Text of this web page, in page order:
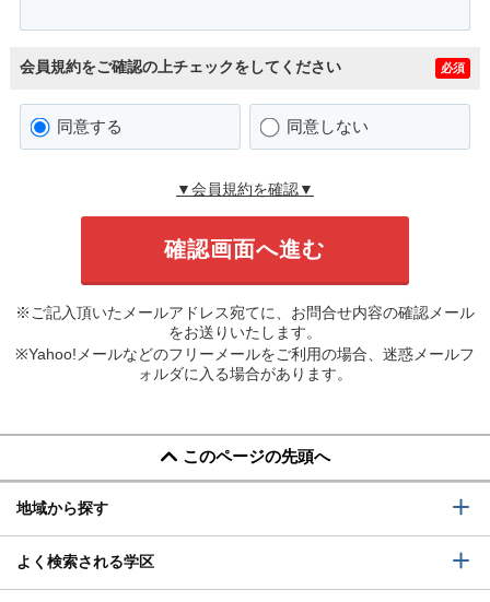
会員規約をご確認の上チェックをしてください 必須
同意する 同意しない
▼会員規約を確認▼
※ご記入頂いたメールアドレス宛てに、お問合せ内容の確認メール
をお送りいたします。
※Yahoo!メールなどのフリーメールをご利用の場合、迷惑メールフ
ォルダに入る場合があります。
このページの先頭へ
地域から探す
よく検索される学区